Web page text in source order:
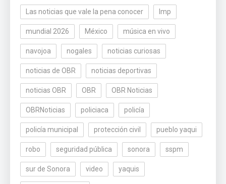
Las noticias que vale la pena conocer lmp
mundial 2026 México música en vivo
navojoa nogales noticias curiosas
noticias de OBR noticias deportivas
noticias OBR OBR OBR Noticias
OBRNoticias policiaca policía
policía municipal protección civil pueblo yaqui
robo seguridad pública sonora sspm
sur de Sonora video yaquis